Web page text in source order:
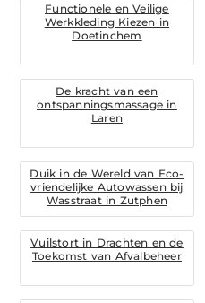
Functionele en Veilige
Werkkleding Kiezen in
Doetinchem
De kracht van een
ontspanningsmassage in
Laren
Duik in de Wereld van Eco-
vriendelijke Autowassen bij
Wasstraat in Zutphen
Vuilstort in Drachten en de
Toekomst van Afvalbeheer